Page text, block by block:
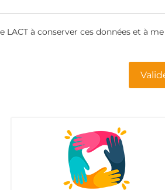
à cocher*
LACT à conserver ces données et à